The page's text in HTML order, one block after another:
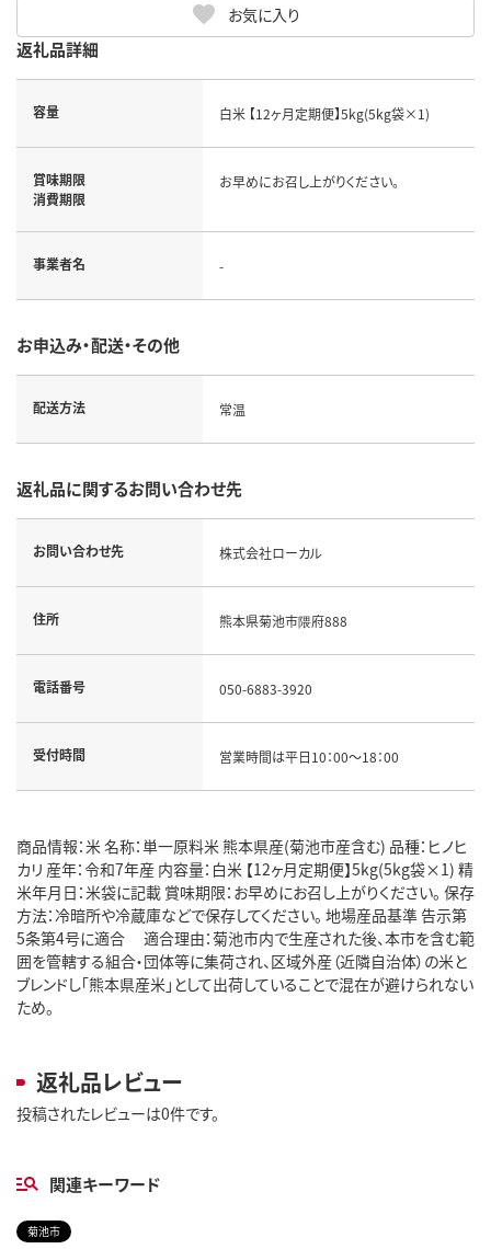
お気に入り
返礼品詳細
容量 白米 【12ヶ月定期便】5kg(5kg袋×1)
賞味期限
消費期限
お早めにお召し上がりください。
事業者名 -
お申込み・配送・その他
配送方法 常温
返礼品に関するお問い合わせ先
お問い合わせ先 株式会社ローカル
住所 熊本県菊池市隈府888
電話番号 050-6883-3920
受付時間 営業時間は平日10：00～18：00
商品情報：米 名称：単一原料米 熊本県産(菊池市産含む) 品種：ヒノヒ
カリ 産年：令和7年産 内容量：白米 【12ヶ月定期便】5kg(5kg袋×1) 精
米年月日：米袋に記載 賞味期限：お早めにお召し上がりください。 保存
方法：冷暗所や冷蔵庫などで保存してください。 地場産品基準 告示第
5条第4号に適合 適合理由：菊池市内で生産された後、本市を含む範
囲を管轄する組合・団体等に集荷され、区域外産（近隣自治体）の米と
ブレンドし「熊本県産米」として出荷していることで混在が避けられない
ため。
返礼品レビュー
投稿されたレビューは0件です。
関連キーワード
菊池市